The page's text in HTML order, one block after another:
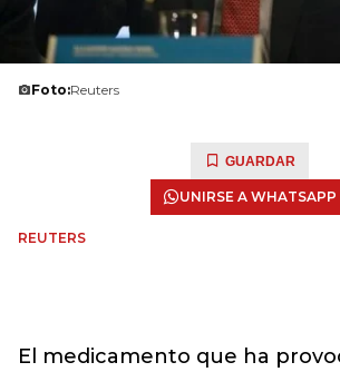
Foto:Reuters
GUARDAR
UNIRSE A WHATSAPP
REUTERS
El medicamento que ha